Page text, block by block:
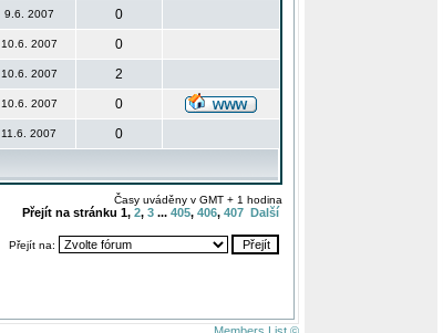
9.6. 2007
0
10.6. 2007
0
10.6. 2007
2
10.6. 2007
0
11.6. 2007 0
Časy uváděny v GMT + 1 hodina
Přejít na stránku 1, 2, 3 ... 405, 406, 407 Další
Přejít na: